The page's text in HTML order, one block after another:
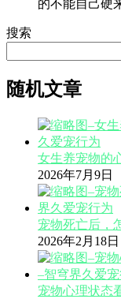
的不能自己硬
搜索
随机文章
女生养宠物的
2026年7月9日
宠物死亡后，
2026年2月18日
宠物心理状态